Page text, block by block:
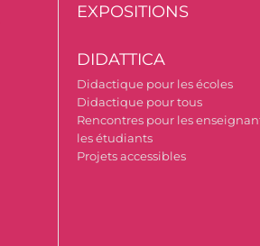
EXPOSITIONS
DIDATTICA
Didactique pour les écoles
Didactique pour tous
Rencontres pour les
les étudiants
Projets accessibles